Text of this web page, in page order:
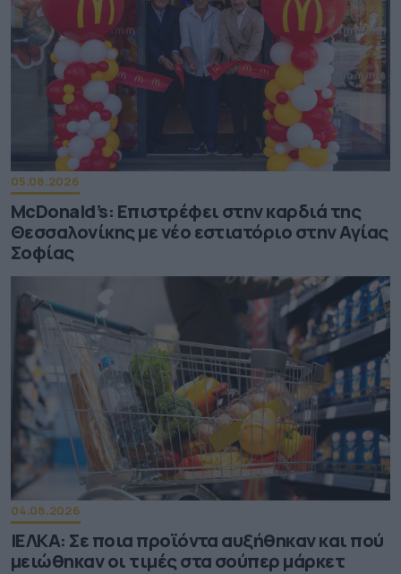
05.08.2026
McDonald’s: Επιστρέφει στην καρδιά της
Θεσσαλονίκης με νέο εστιατόριο στην Αγίας
Σοφίας
04.08.2026
ΙΕΛΚΑ: Σε ποια προϊόντα αυξήθηκαν και πού
μειώθηκαν οι τιμές στα σούπερ μάρκετ